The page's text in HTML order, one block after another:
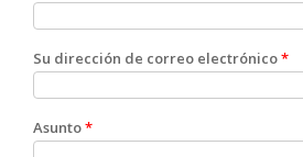
Su dirección de correo electrónico*
Asunto*